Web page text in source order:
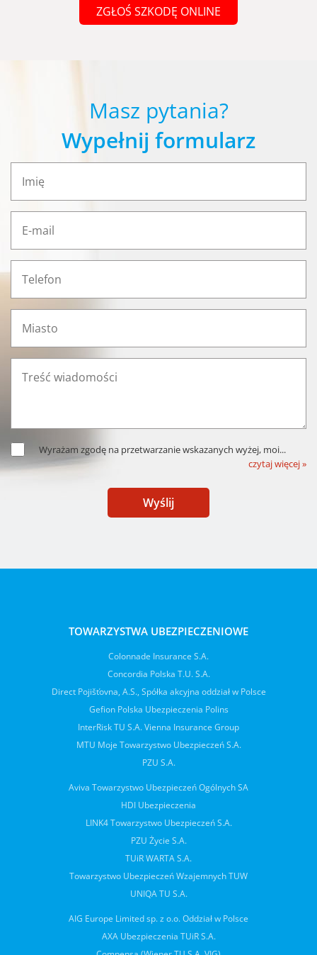
ZGŁOŚ SZKODĘ ONLINE
Masz pytania?
Wypełnij formularz
Wyrażam zgodę na przetwarzanie wskazanych wyżej, moi...
czytaj więcej »
Wyślij
TOWARZYSTWA UBEZPIECZENIOWE
Colonnade Insurance S.A.
Concordia Polska T.U. S.A.
Direct Pojišťovna, A.S., Spółka akcyjna oddział w Polsce
Gefion Polska Ubezpieczenia Polins
InterRisk TU S.A. Vienna Insurance Group
MTU Moje Towarzystwo Ubezpieczeń S.A.
PZU S.A.
Aviva Towarzystwo Ubezpieczeń Ogólnych SA
HDI Ubezpieczenia
LINK4 Towarzystwo Ubezpieczeń S.A.
PZU Życie S.A.
TUiR WARTA S.A.
Towarzystwo Ubezpieczeń Wzajemnych TUW
UNIQA TU S.A.
AIG Europe Limited sp. z o.o. Oddział w Polsce
AXA Ubezpieczenia TUiR S.A.